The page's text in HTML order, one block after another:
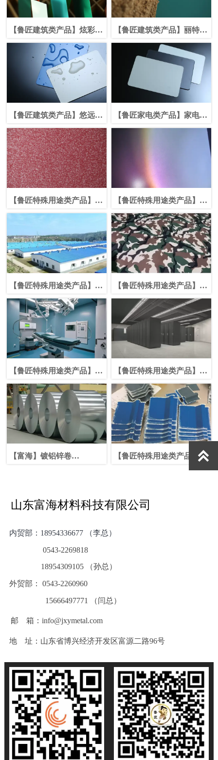
【鲁匠建筑类产品】炫彩系
【鲁匠建筑类产品】丽特系
【鲁匠建筑类产品】悠远系
【鲁匠家电类产品】家电板
【鲁匠特殊用途类产品】特
【鲁匠特殊用途类产品】冷
【鲁匠特殊用途类产品】畜
【鲁匠特殊用途类产品】氟
【鲁匠特殊用途类产品】抗
【鲁匠特殊用途类产品】抗
【富海】镀铝锌卷
【鲁匠特殊用途类产品】高
山东富海材料科技有限公司
内贸部： 18954336677 （李总）
0543-2269818
18954309105 （孙总）
外贸部： 0543-2260960
15666497771 （闫总）
邮 箱：info@jxymetal.com
地 址：山东省博兴经济开发区富源二路96号
